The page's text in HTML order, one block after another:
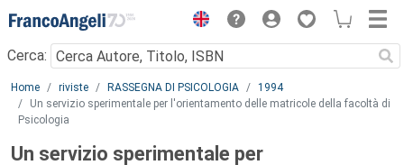
Menu
Cerca:
Main content
Home riviste RASSEGNA DI PSICOLOGIA
1994
Un servizio sperimentale per l'orientamento delle matricole della facoltà di
Psicologia
Un servizio sperimentale per